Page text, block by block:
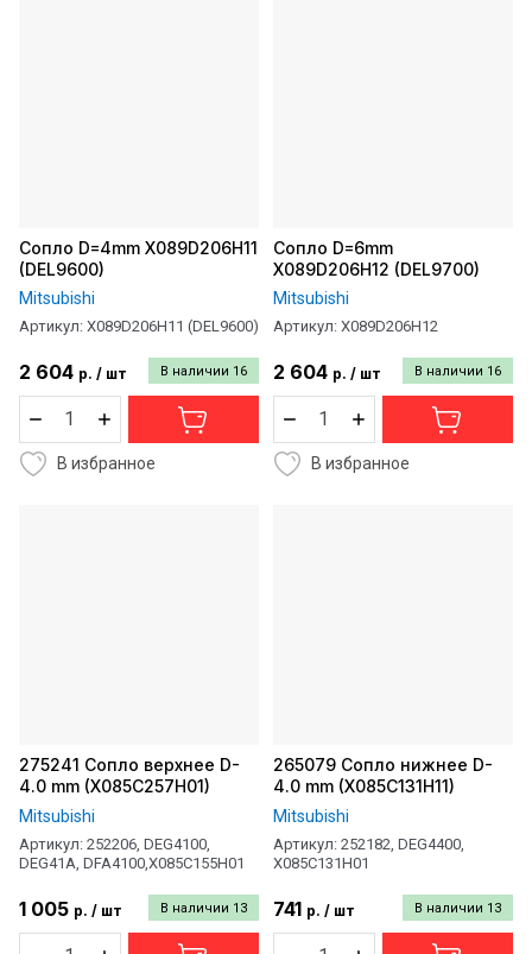
Сопло D=4mm X089D206H11
(DEL9600)
Mitsubishi
Артикул: X089D206H11 (DEL9600)
В наличии 16
2 604 р. / шт
В избранное
Сопло D=6mm
X089D206H12 (DEL9700)
Mitsubishi
Артикул: X089D206H12
В наличии 16
2 604 р. / шт
В избранное
275241 Сопло верхнее D-
4.0 mm (X085C257H01)
Mitsubishi
Артикул: 252206, DEG4100,
DEG41A, DFA4100,X085C155H01
В наличии 13
1 005 р. / шт
265079 Сопло нижнее D-
4.0 mm (X085C131H11)
Mitsubishi
Артикул: 252182, DEG4400,
X085C131H01
В наличии 13
741 р. / шт